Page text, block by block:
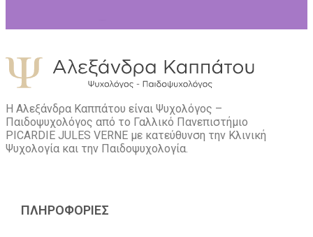
Η Αλεξάνδρα Καππάτου είναι Ψυχολόγος –
Παιδοψυχολόγος από το Γαλλικό Πανεπιστήμιο
PICARDIE JULES VERNE με κατεύθυνση την Kλινική
Ψυχολογία και την Παιδοψυχολογία.
ΠΛΗΡΟΦΟΡΙΕΣ